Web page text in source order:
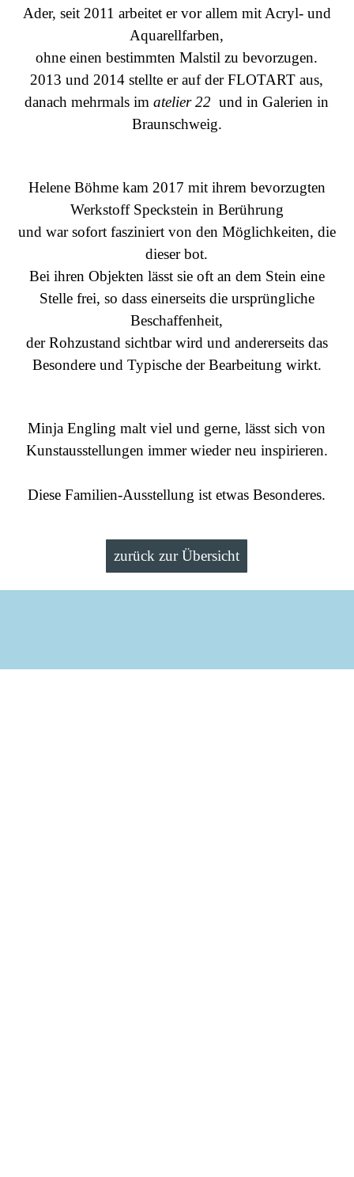
Ader, seit 2011 arbeitet er vor allem mit Acryl- und
Aquarellfarben,
ohne einen bestimmten Malstil zu bevorzugen.
2013 und 2014 stellte er auf der FLOTART aus,
danach mehrmals imatelier 22 und in Galerien in
Braunschweig.
Helene Böhme kam 2017 mit ihrem bevorzugten
Werkstoff Speckstein in Berührung
und war sofort fasziniert von den Möglichkeiten, die
dieser bot.
Bei ihren Objekten lässt sie oft an dem Stein eine
Stelle frei, so dass einerseits die ursprüngliche
Beschaffenheit,
der Rohzustand sichtbar wird und andererseits das
Besondere und Typische der Bearbeitung wirkt.
Minja Engling malt viel und gerne, lässt sich von
Kunstausstellungen immer wieder neu inspirieren.
Diese Familien-Ausstellung ist etwas Besonderes.
zurück zur Übersicht